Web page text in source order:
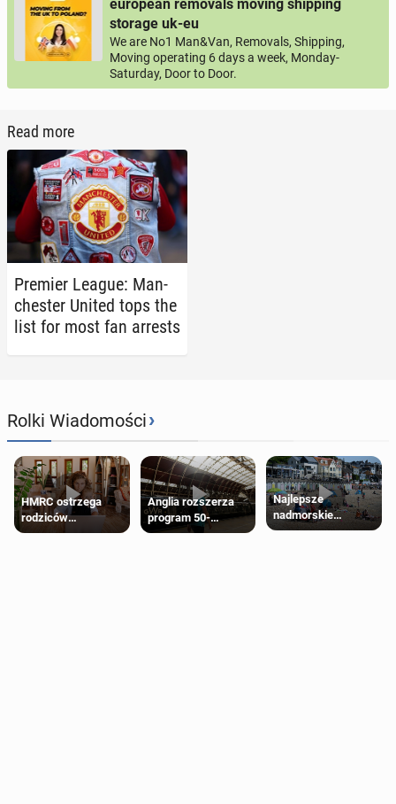
european removals moving shipping
storage uk-eu
We are No1 Man&Van, Removals, Shipping,
Moving operating 6 days a week, Monday-
Saturday, Door to Door.
Read more
Premier League: Man­
ches­ter United tops the
list for most fan arrests
Rolki Wiadomości›
HMRC ostrzega
rodziców
pobierających Child
Anglia rozszerza
program 50-
procentowych
Najlepsze
nadmorskie
miasteczko blisko